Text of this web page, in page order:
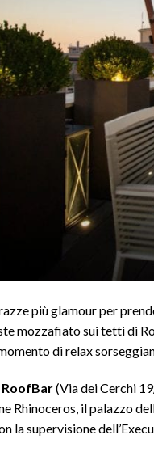
più glamour per
mozzafiato sui tetti di
di relax
RoofBar(Via dei Cerchi
Rhinoceros, il palazzo
la supervisione